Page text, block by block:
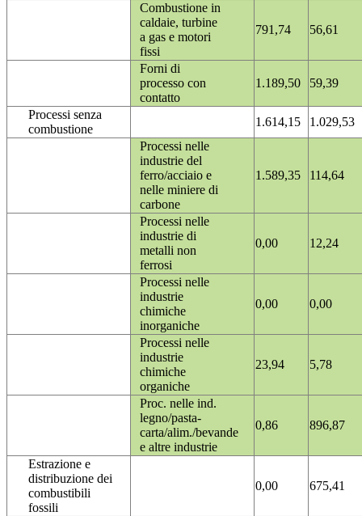
Combustione in
caldaie, turbine
a gas e motori
fissi
791,74 56,61
Forni di
processo con
contatto
1.189,50 59,39
Processi senza
combustione
1.614,15
1.029,53
Processi nelle
industrie del
ferro/acciaio e
nelle miniere di
carbone
1.589,35 114,64
Processi nelle
industrie di
metalli non
ferrosi
0,00 12,24
Processi nelle
industrie
chimiche
inorganiche
0,00 0,00
Processi nelle
industrie
chimiche
organiche
23,94 5,78
Proc. nelle ind.
legno/pasta-
carta/alim./bevande
e altre industrie
0,86 896,87
Estrazione e
distribuzione dei
combustibili
fossili
0,00 675,41